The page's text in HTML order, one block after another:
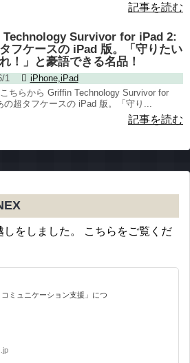
記事を読む
Survivor for iPad 2:
フケースの iPad 版。「守りたい
！」と豪語できる名品！
1
iPhone,iPad
ちらから Griffin Technology Survivor for
の超タフケースの iPad 版。「守り...
記事を読む
しをしました。 こちらをご覧くだ
コミュニケーション支援」につ